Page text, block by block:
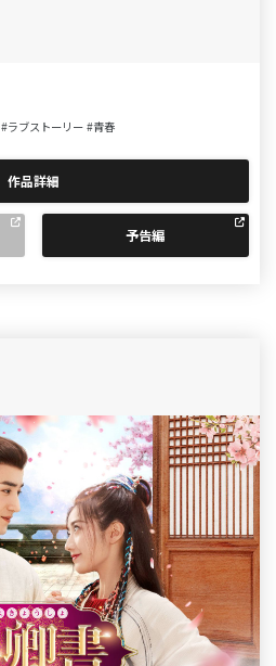
#ラブストーリー #青春
作品詳細
予告編